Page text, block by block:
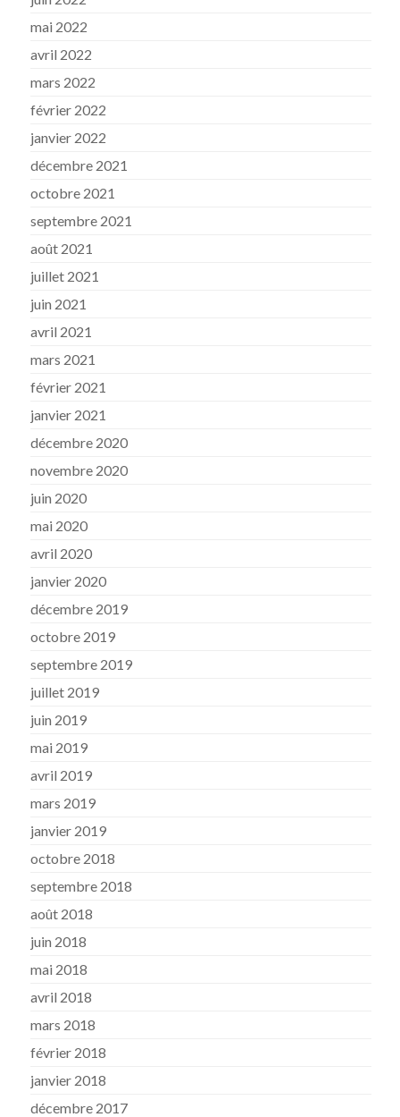
mai 2022
avril 2022
mars 2022
février 2022
janvier 2022
décembre 2021
octobre 2021
septembre 2021
août 2021
juillet 2021
juin 2021
avril 2021
mars 2021
février 2021
janvier 2021
décembre 2020
novembre 2020
juin 2020
mai 2020
avril 2020
janvier 2020
décembre 2019
octobre 2019
septembre 2019
juillet 2019
juin 2019
mai 2019
avril 2019
mars 2019
janvier 2019
octobre 2018
septembre 2018
août 2018
juin 2018
mai 2018
avril 2018
mars 2018
février 2018
janvier 2018
décembre 2017